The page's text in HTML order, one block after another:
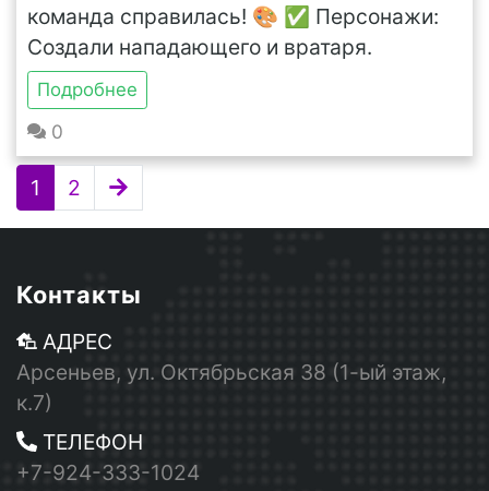
команда справилась! 🎨 ✅ Персонажи:
Создали нападающего и вратаря.
Подробнее
0
1 2
Контакты
АДРЕС
Арсеньев, ул. Октябрьская 38 (1-ый этаж,
к.7)
ТЕЛЕФОН
+7-924-333-1024